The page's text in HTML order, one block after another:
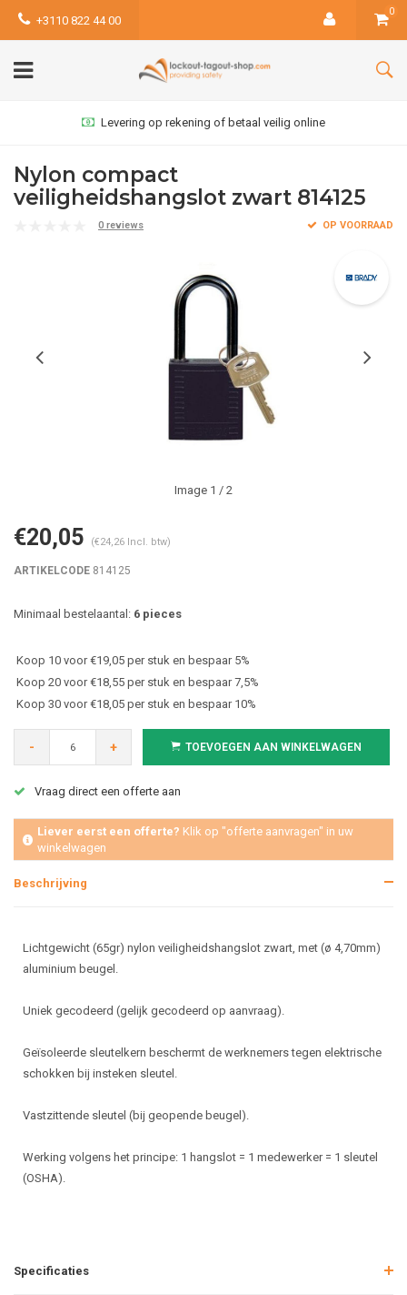
+3110 822 44 00
0
Levering op rekening of betaal veilig online
Nylon compact
veiligheidshangslot zwart 814125
0 reviews OP VOORRAAD
Image 1 / 2
€20,05 (€24,26 Incl. btw)
ARTIKELCODE 814125
Minimaal bestelaantal: 6 pieces
Koop 10 voor €19,05 per stuk en bespaar 5%
Koop 20 voor €18,55 per stuk en bespaar 7,5%
Koop 30 voor €18,05 per stuk en bespaar 10%
- + TOEVOEGEN AAN WINKELWAGEN
Vraag direct een offerte aan
Liever eerst een offerte? Klik op "offerte aanvragen" in uw
winkelwagen
Beschrijving
Lichtgewicht (65gr) nylon veiligheidshangslot zwart, met (ø 4,70mm)
aluminium beugel.
Uniek gecodeerd (gelijk gecodeerd op aanvraag).
Geïsoleerde sleutelkern beschermt de werknemers tegen elektrische
schokken bij insteken sleutel.
Vastzittende sleutel (bij geopende beugel).
Werking volgens het principe: 1 hangslot = 1 medewerker = 1 sleutel
(OSHA).
Specificaties